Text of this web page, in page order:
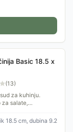
Basic 18.5 x
(13)
za kuhinju.
za salate,
18.5 cm, dubina 9.2